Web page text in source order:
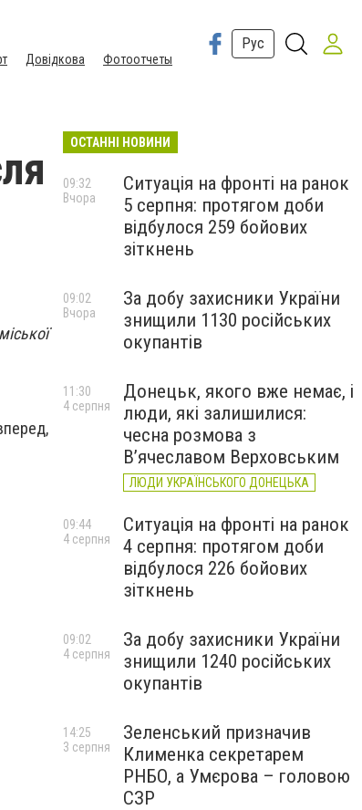
Довідкова Фотоотчеты
Рус
ОСТАННІ НОВИНИ
Ситуація на фронті на ранок
5 серпня: протягом доби
відбулося 259 бойових
зіткнень
09:32
Вчора
За добу захисники України
знищили 1130 російських
окупантів
09:02
Вчора
Донецьк, якого вже немає, і
люди, які залишилися:
чесна розмова з
В’ячеславом Верховським
ЛЮДИ УКРАЇНСЬКОГО ДОНЕЦЬКА
11:30
4 серпня
Ситуація на фронті на ранок
4 серпня: протягом доби
відбулося 226 бойових
зіткнень
09:44
4 серпня
За добу захисники України
знищили 1240 російських
окупантів
09:02
4 серпня
Зеленський призначив
Клименка секретарем
РНБО, а Умєрова – головою
СЗР
14:25
3 серпня